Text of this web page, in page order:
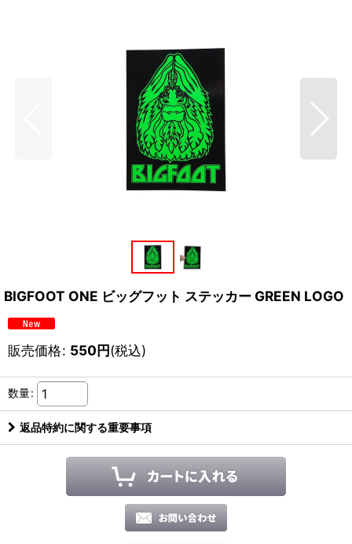
BIGFOOT ONE ビッグフット ステッカー GREEN LOGO
販売価格: 550円(税込)
数量:
返品特約に関する重要事項